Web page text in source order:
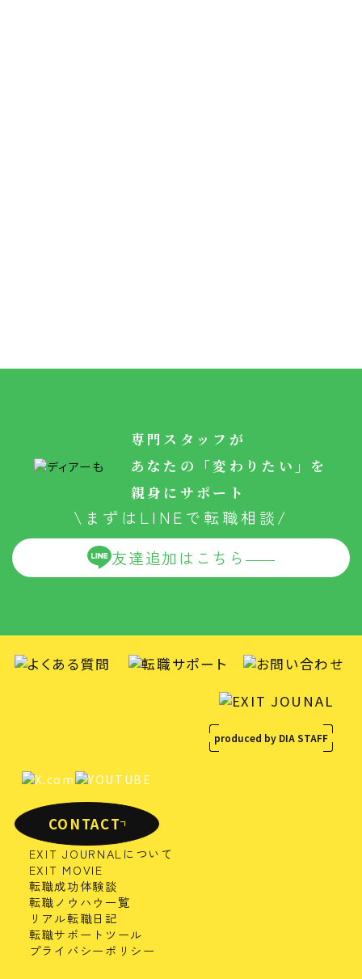
専門スタッフが
あなたの「変わりたい」を
親身にサポート
\まずはLINEで転職相談/
友達追加はこちら
produced by DIA STAFF
CONTACT
EXIT JOURNALについて
EXIT MOVIE
転職成功体験談
転職ノウハウ一覧
リアル転職日記
転職サポートツール
プライバシーポリシー